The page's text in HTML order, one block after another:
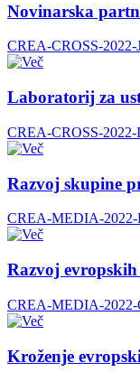
Novinarska
CREA-CROSS-
Laboratorij za
CREA-CROSS-
Razvoj skupine
CREA-MEDIA-
Razvoj
CREA-MEDIA-
Kroženje